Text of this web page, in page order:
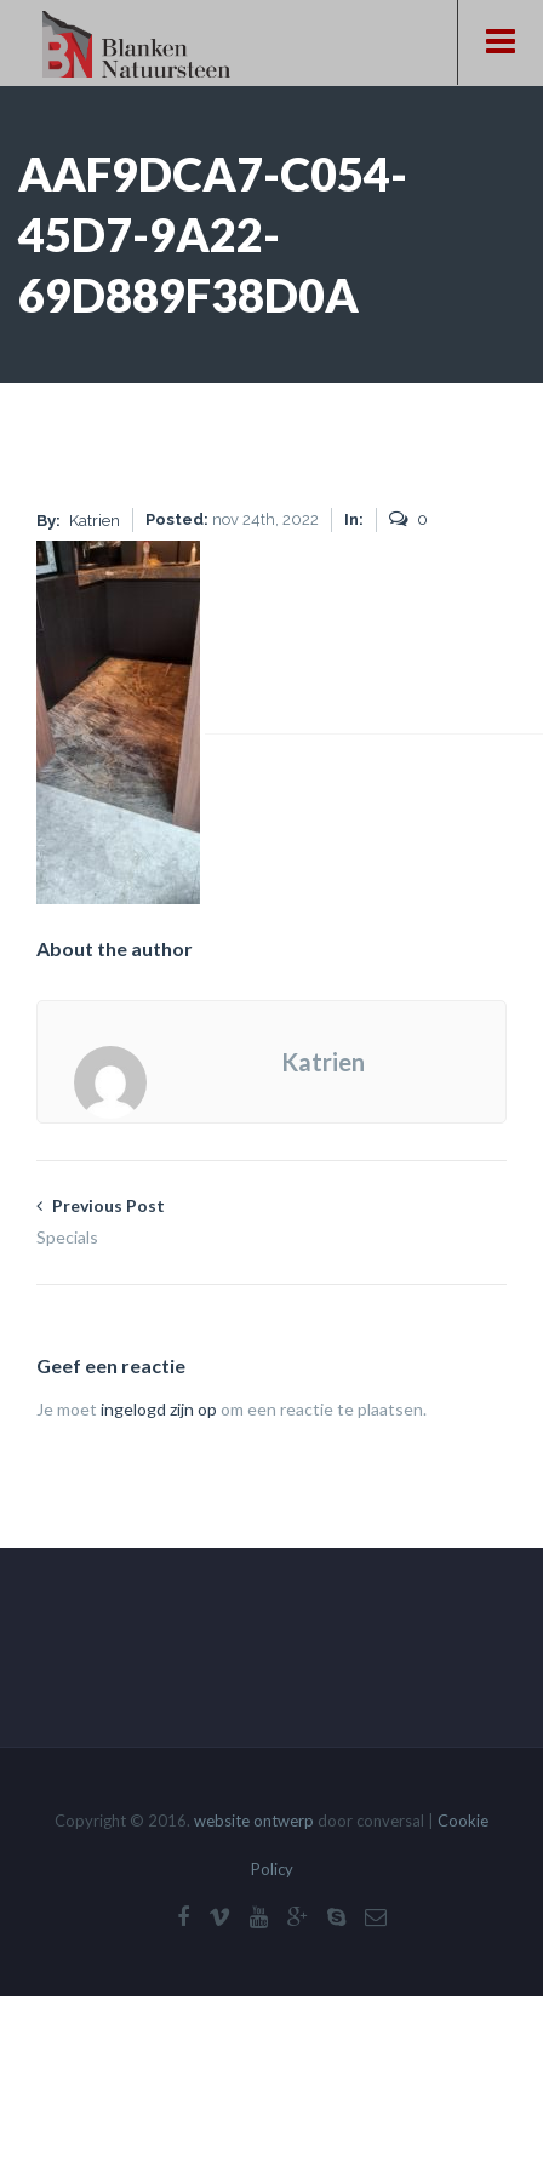
AAF9DCA7-C054-
45D7-9A22-
69D889F38D0A
By: Katrien Posted: nov 24th, 2022 In: 0
About the author
Katrien
Previous Post
Specials
Geef een reactie
Je moet ingelogd zijn op om een reactie te plaatsen.
Copyright © 2016. website ontwerp door conversal | Cookie
Policy